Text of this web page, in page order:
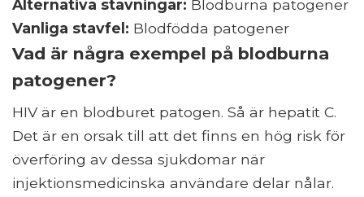
Alternativa stavningar: Blodburna patogener
Vanliga stavfel: Blodfödda patogener
Vad är några exempel på blodburna
patogener?
HIV är en blodburet patogen. Så är hepatit C.
Det är en orsak till att det finns en hög risk för
överföring av dessa sjukdomar när
injektionsmedicinska användare delar nålar.